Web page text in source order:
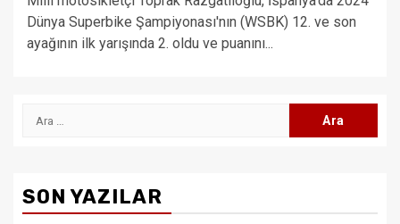
Dünya Superbike Şampiyonası'nın (WSBK) 12. ve son
ayağının ilk yarışında 2. oldu ve puanını...
Arama:
SON YAZILAR